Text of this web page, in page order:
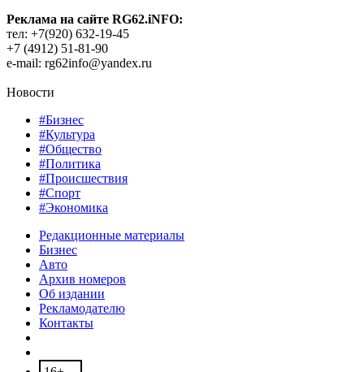
Реклама на сайте RG62.iNFO:
тел: +7(920) 632-19-45
+7 (4912) 51-81-90
e-mail: rg62info@yandex.ru
Новости
#Бизнес
#Культура
#Общество
#Политика
#Происшествия
#Спорт
#Экономика
Редакционные материалы
Бизнес
Авто
Архив номеров
Об издании
Рекламодателю
Контакты